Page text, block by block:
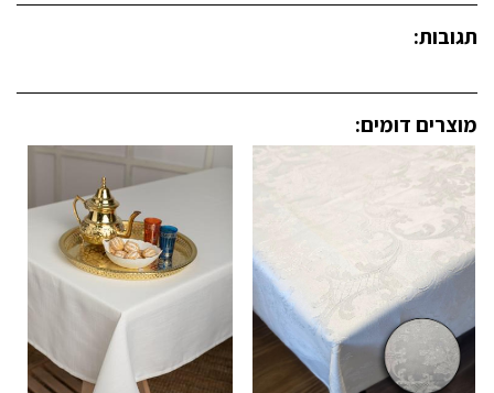
תגובות:
מוצרים דומים: